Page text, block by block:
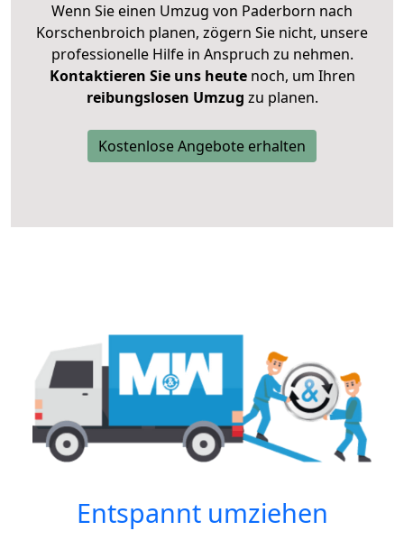
Wenn Sie einen Umzug von Paderborn nach
Korschenbroich planen, zögern Sie nicht, unsere
professionelle Hilfe in Anspruch zu nehmen.
Kontaktieren Sie uns heutenoch, um Ihren
reibungslosen Umzug zu planen.
Kostenlose Angebote erhalten
Entspannt umziehen